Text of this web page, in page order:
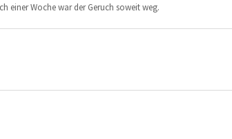
einer Woche war der Geruch soweit weg.